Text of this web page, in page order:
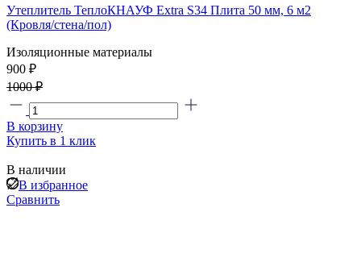
Утеплитель ТеплоКНАУФ Extra S34 Плита 50 мм, 6 м2
(Кровля/стена/пол)
Изоляционные материалы
900 ₽
1000 ₽
В корзину
Купить в 1 клик
В наличии
В избранное
Сравнить